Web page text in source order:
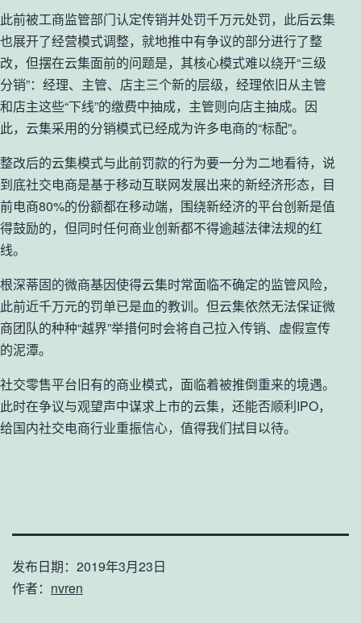
此前被工商监管部门认定传销并处罚千万元处罚，此后云集
也展开了经营模式调整，就地推中有争议的部分进行了整
改，但摆在云集面前的问题是，其核心模式难以绕开“三级
分销”：经理、主管、店主三个新的层级，经理依旧从主管
和店主这些“下线”的缴费中抽成，主管则向店主抽成。因
此，云集采用的分销模式已经成为许多电商的“标配”。
整改后的云集模式与此前罚款的行为要一分为二地看待，说
到底社交电商是基于移动互联网发展出来的新经济形态，目
前电商80%的份额都在移动端，围绕新经济的平台创新是值
得鼓励的，但同时任何商业创新都不得逾越法律法规的红
线。
根深蒂固的微商基因使得云集时常面临不确定的监管风险，
此前近千万元的罚单已是血的教训。但云集依然无法保证微
商团队的种种“越界”举措何时会将自己拉入传销、虚假宣传
的泥潭。
社交零售平台旧有的商业模式，面临着被推倒重来的境遇。
此时在争议与观望声中谋求上市的云集，还能否顺利IPO，
给国内社交电商行业重振信心，值得我们拭目以待。
发布日期： 2019年3月23日
作者： nvren